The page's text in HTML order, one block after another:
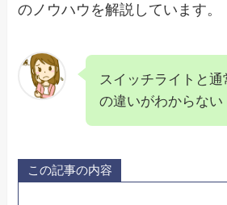
のノウハウを解説しています。
スイッチライトと
の違いがわからない
この記事の内容